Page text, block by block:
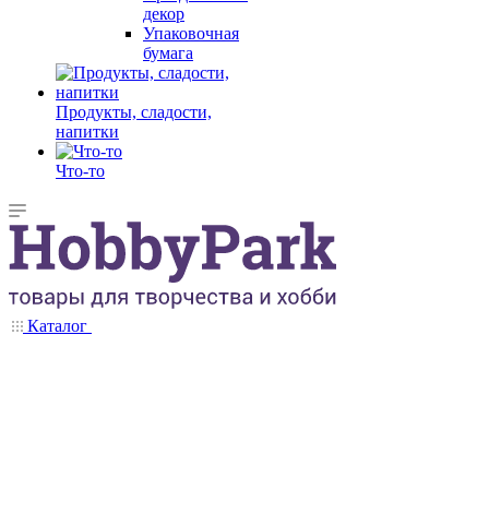
декор
Упаковочная
бумага
Продукты, сладости,
напитки
Что-то
Каталог